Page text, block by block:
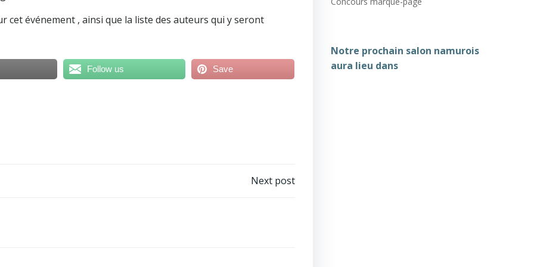
événement , ainsi que la liste des auteurs qui y seront
Follow us Save
Next post
Notre prochain salon namurois
aura lieu dans